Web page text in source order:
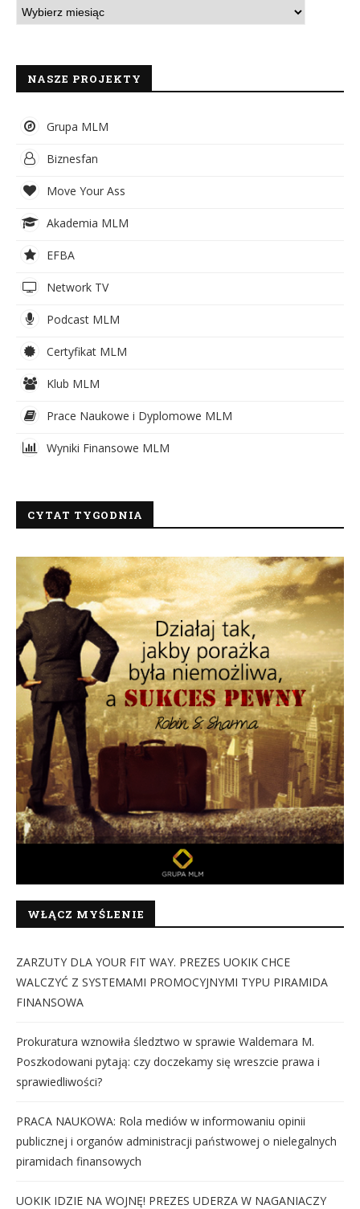
NASZE PROJEKTY
Grupa MLM
Biznesfan
Move Your Ass
Akademia MLM
EFBA
Network TV
Podcast MLM
Certyfikat MLM
Klub MLM
Prace Naukowe i Dyplomowe MLM
Wyniki Finansowe MLM
CYTAT TYGODNIA
WŁĄCZ MYŚLENIE
ZARZUTY DLA YOUR FIT WAY. PREZES UOKIK CHCE
WALCZYĆ Z SYSTEMAMI PROMOCYJNYMI TYPU PIRAMIDA
FINANSOWA
Prokuratura wznowiła śledztwo w sprawie Waldemara M.
Poszkodowani pytają: czy doczekamy się wreszcie prawa i
sprawiedliwości?
PRACA NAUKOWA: Rola mediów w informowaniu opinii
publicznej i organów administracji państwowej o nielegalnych
piramidach finansowych
UOKIK IDZIE NA WOJNĘ! PREZES UDERZA W NAGANIACZY